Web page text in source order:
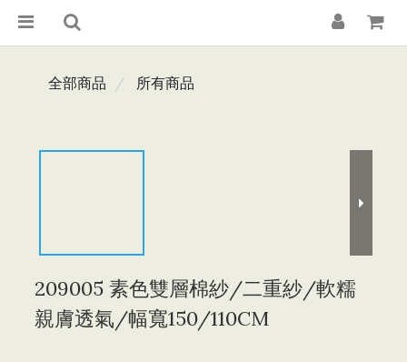
全部商品 所有商品
209005 素色雙層棉紗/二重紗/軟糯
親膚透氣/幅寬150/110CM